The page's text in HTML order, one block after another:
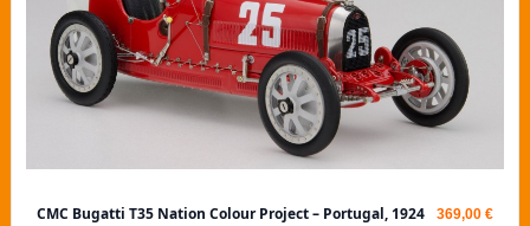
CMC Bugatti T35 Nation Colour Project – Portugal, 1924 369,00 €